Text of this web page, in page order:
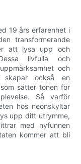
19 års erfarenhet i
transformerande
att lysa upp och
livfulla och
och
skapar också en
sätter tonen för
Så varför
hos neonskyltar
upp ditt utrymme,
med nyfunnen
kommer att bli